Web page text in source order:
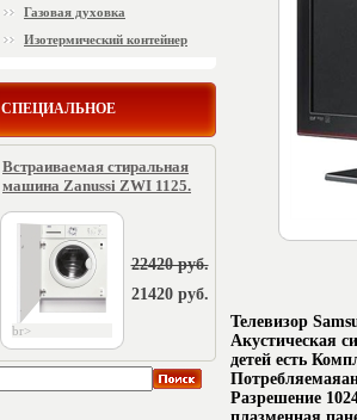
Газовая духовка
Изотермический контейнер
СПЕЦИАЛЬНОЕ
Встраиваемая стиральная
машина Zanussi ZWI 1125.
br>
22420 руб.
21420 руб.
Телевизор
Акустическая
детей есть
Разрешение